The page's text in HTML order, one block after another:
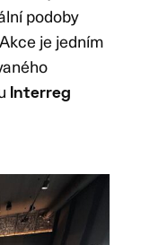
podoby
je jedním
Interreg